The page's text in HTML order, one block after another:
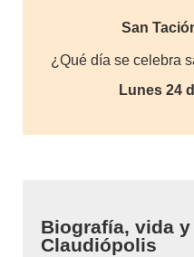
San
¿Qué día se celebra
Lunes 24
Biografía, vida
Claudiópolis